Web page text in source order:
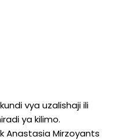
vya uzalishaji ili
ya kilimo.
Anastasia Mirzoyants